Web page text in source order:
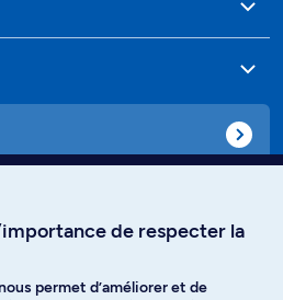
de respecter la
permet d’améliorer et de